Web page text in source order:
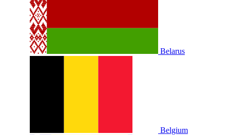
Belarus
Belgium